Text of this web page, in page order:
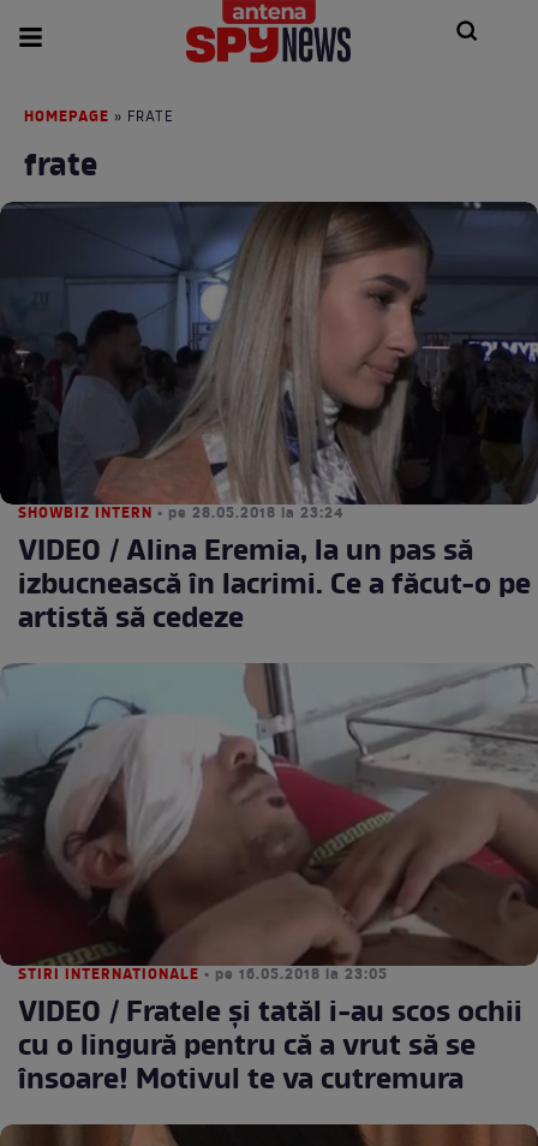
HOMEPAGE » FRATE
frate
SHOWBIZ INTERN • pe 28.05.2018 la 23:24
VIDEO / Alina Eremia, la un pas să
izbucnească în lacrimi. Ce a făcut-o pe
artistă să cedeze
STIRI INTERNATIONALE • pe 16.05.2018 la 23:05
VIDEO / Fratele și tatăl i-au scos ochii
cu o lingură pentru că a vrut să se
însoare! Motivul te va cutremura